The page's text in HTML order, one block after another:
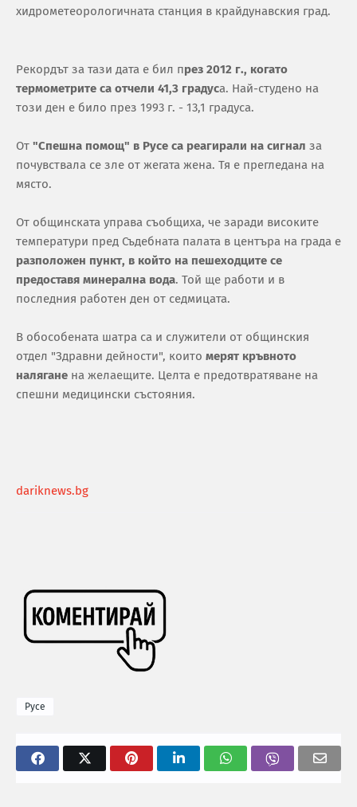
хидрометеорологичната станция в крайдунавския град.
Рекордът за тази дата е бил през 2012 г., когато
термометрите са отчели 41,3 градуса. Най-студено на
този ден е било през 1993 г. - 13,1 градуса.
От "Спешна помощ" в Русе са реагирали на сигнал за
почувствала се зле от жегата жена. Тя е прегледана на
място.
От общинската управа съобщиха, че заради високите
температури пред Съдебната палата в центъра на града е
разположен пункт, в който на пешеходците се
предоставя минерална вода. Той ще работи и в
последния работен ден от седмицата.
В обособената шатра са и служители от общинския
отдел "Здравни дейности", които мерят кръвното
налягане на желаещите. Целта е предотвратяване на
спешни медицински състояния.
dariknews.bg
Русе